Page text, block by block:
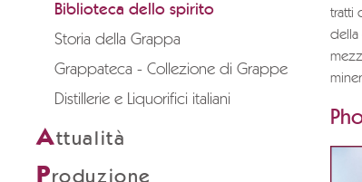
Biblioteca dello spirito
Storia della Grappa
Grappateca - Collezione di Grappe
Distillerie e Liquorifici italiani
Attualità
Produzione
tratti
della